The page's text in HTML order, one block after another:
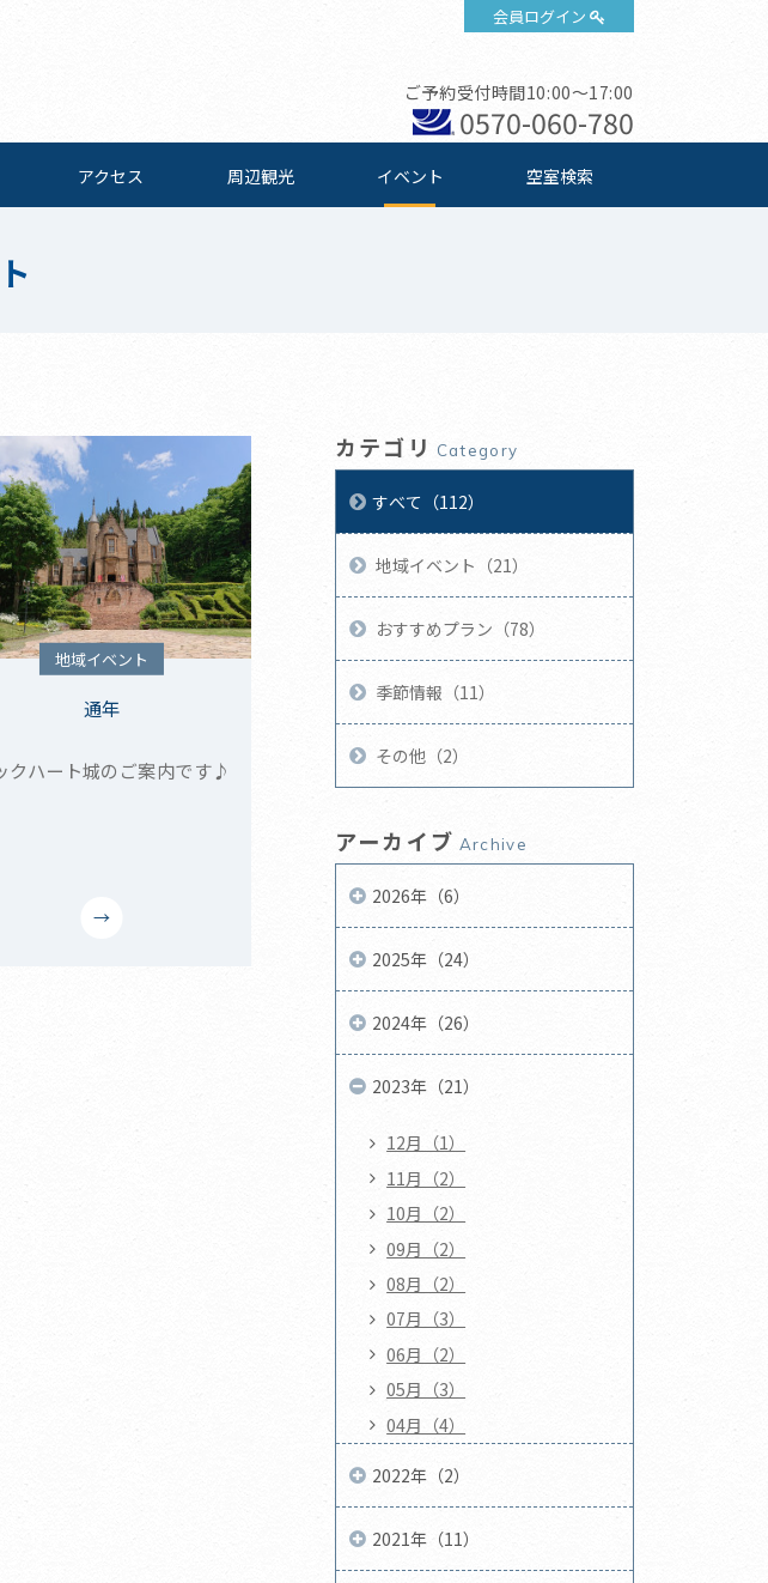
会員ログイン
ご予約受付時間10:00～17:00
0570-060-780
アクセス 周辺観光 イベント 空室検索
地域イベント
通年
クハート城のご案内です♪
カテゴリ Category
すべて（112）
地域イベント（21）
おすすめプラン（78）
季節情報（11）
その他（2）
アーカイブ Archive
2026年（6）
2025年（24）
2024年（26）
2023年（21）
12月（1）
11月（2）
10月（2）
09月（2）
08月（2）
07月（3）
06月（2）
05月（3）
04月（4）
2022年（2）
2021年（11）